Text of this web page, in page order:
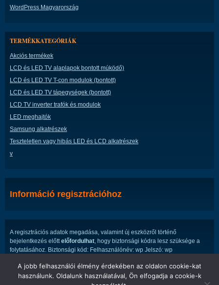
WordPress Magyarország
TERMÉKKATEGÓRIÁK
Akciós termékek
LCD és LED TV alaplapok bontott múködő)
LCD és LED TV T-con modulok (bontott)
LCD és LED TV tápegységek (bontott)
LCD TV inverter trafók és modulok
LED meghajtók
Samsung alkatrészek
Teszteletlen vagy hibás LED és LCD alkatrészek
v
Információ regisztrációhoz
A regisztrációs adatok megadása, valamint új eszközről történő
bejelentkezés előttelőfordulhat, hogy biztonsági kódra lesz szüksége a
folytatásához. Biztonsági kód: Felhasználónév: wp Jelszó: wp
A jobb felhasználói élmény érdekében az oldalon cookie-kat
használunk. Oldalunk használatával, Ön elfogadja a cookie-k